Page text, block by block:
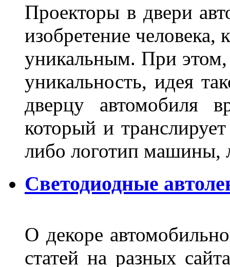
Проекторы в двери
изобретение человека,
уникальным. При этом,
уникальность, идея
дверцу автомобиля
который и
либо логотип машины,
Светодиодные
О декоре
статей на разных